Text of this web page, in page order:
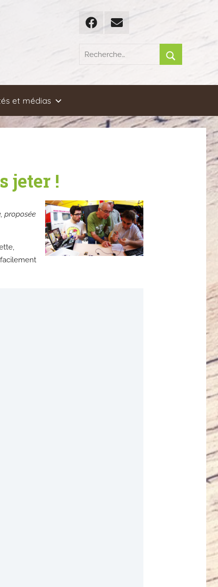
FacebookEmail
Recherche
et médias
jeter !
proposée